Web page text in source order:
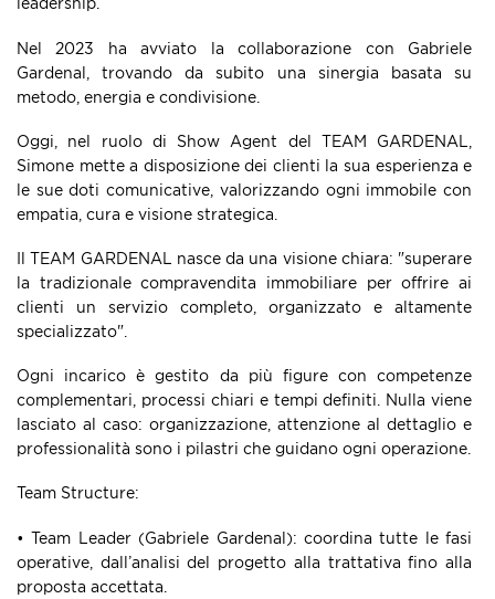
Nel 2023 ha avviato la collaborazione con Gabriele
Gardenal, trovando da subito una sinergia basata su
metodo, energia e condivisione.
Oggi, nel ruolo di Show Agent del TEAM GARDENAL,
Simone mette a disposizione dei clienti la sua esperienza e
le sue doti comunicative, valorizzando ogni immobile con
empatia, cura e visione strategica.
Il TEAM GARDENAL nasce da una visione chiara: "superare
la tradizionale compravendita immobiliare per offrire ai
clienti un servizio completo, organizzato e altamente
specializzato".
Ogni incarico è gestito da più figure con competenze
complementari, processi chiari e tempi definiti. Nulla viene
lasciato al caso: organizzazione, attenzione al dettaglio e
professionalità sono i pilastri che guidano ogni operazione.
Team Structure:
• Team Leader (Gabriele Gardenal): coordina tutte le fasi
operative, dall’analisi del progetto alla trattativa fino alla
proposta accettata.